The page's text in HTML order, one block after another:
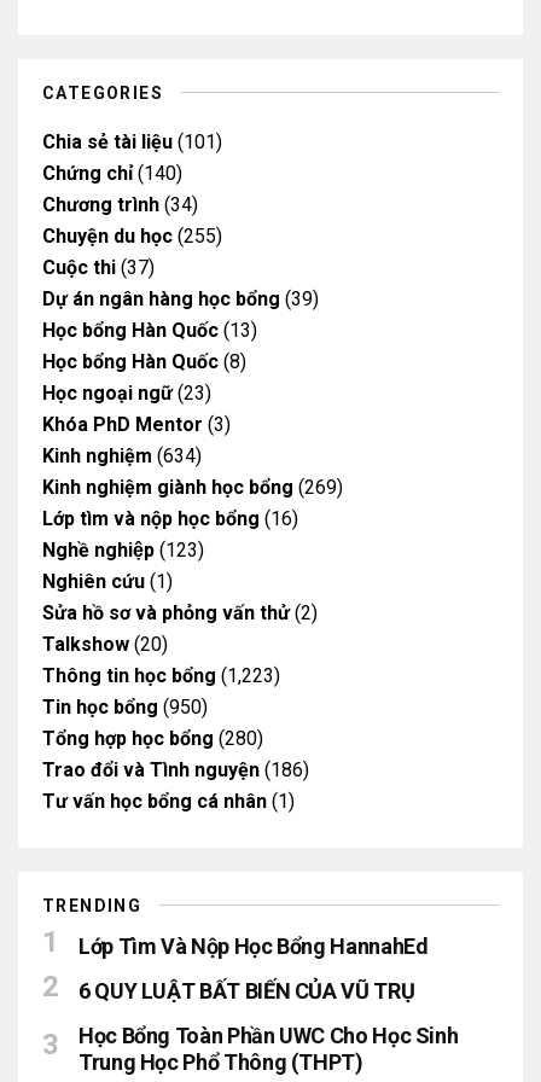
m
CATEGORIES
Chia sẻ tài liệu (101)
Chứng chỉ(140)
Chương trình (34)
Chuyện du học (255)
Cuộc thi (37)
Dự án ngân hàng học bổng (39)
Học bổng Hàn Quốc (13)
Học bổng Hàn Quốc (8)
Học ngoại ngữ(23)
Khóa PhD Mentor (3)
Kinh nghiệm (634)
Kinh nghiệm giành học bổng (269)
Lớp tìm và nộp học bổng (16)
Nghề nghiệp (123)
Nghiên cứu (1)
Sửa hồ sơ và phỏng vấn thử(2)
Talkshow (20)
Thông tin học bổng (1,223)
Tin học bổng (950)
Tổng hợp học bổng (280)
Trao đổi và Tình nguyện (186)
Tư vấn học bổng cá nhân (1)
TRENDING
Lớp Tìm Và Nộp Học Bổng HannahEd
6 QUY LUẬT BẤT BIẾN CỦA VŨ TRỤ
Học Bổng Toàn Phần UWC Cho Học Sinh
Trung Học Phổ Thông (THPT)